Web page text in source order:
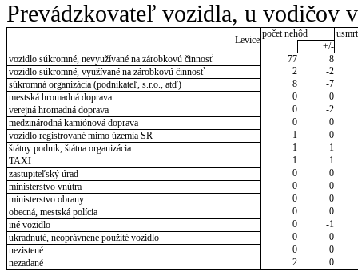
Prevádzkovateľ vozidla, u vodičov
Levice
počet nehôd
+/-
vozidlo súkromné, nevyužívané na zárobkovú činnosť
77
8
vozidlo súkromné, využívané na zárobkovú činnosť
2
-2
súkromná organizácia (podnikateľ, s.r.o., atď)
8
-7
mestská hromadná doprava
0
0
verejná hromadná doprava
0
-2
medzinárodná kamiónová doprava
0
0
vozidlo registrované mimo územia SR
1
0
štátny podnik, štátna organizácia
1
1
TAXI
1
1
zastupiteľský úrad
0
0
ministerstvo vnútra
0
0
ministerstvo obrany
0
0
obecná, mestská polícia
0
0
iné vozidlo
0
-1
ukradnuté, neoprávnene použité vozidlo
0
0
nezistené
0
0
nezadané
2 0